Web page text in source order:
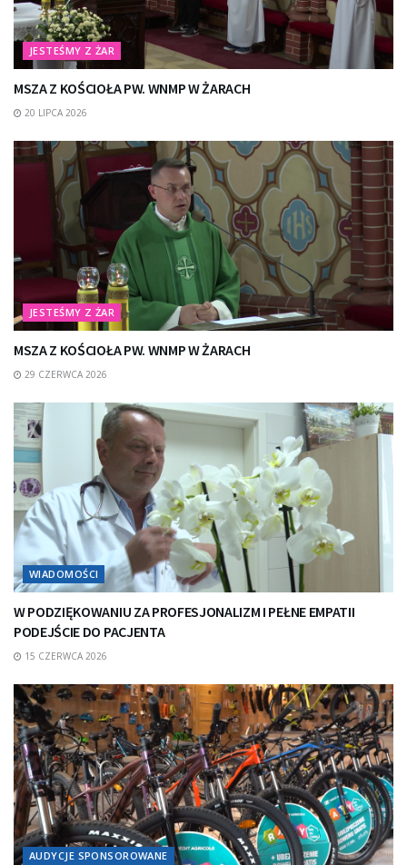
JESTEŚMY Z ŻAR
MSZA Z KOŚCIOŁA PW. WNMP W ŻARACH
20 LIPCA 2026
JESTEŚMY Z ŻAR
MSZA Z KOŚCIOŁA PW. WNMP W ŻARACH
29 CZERWCA 2026
WIADOMOŚCI
W PODZIĘKOWANIU ZA PROFESJONALIZM I PEŁNE EMPATII
PODEJŚCIE DO PACJENTA
15 CZERWCA 2026
AUDYCJE SPONSOROWANE